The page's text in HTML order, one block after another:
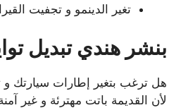
تغير الدينمو و تجفيت
بنشر هندي تبديل
هل ترغب بتغير إطارات سيارتك
لأن القديمة باتت مهترئة و غير